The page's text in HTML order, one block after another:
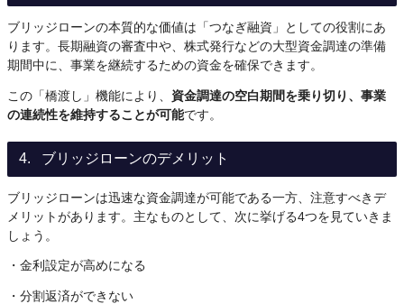
ブリッジローンの本質的な価値は「つなぎ融資」としての役割にあ
ります。長期融資の審査中や、株式発行などの大型資金調達の準備
期間中に、事業を継続するための資金を確保できます。
この「橋渡し」機能により、 資金調達の空白期間を乗り切り、事業
の連続性を維持することが可能です。
ブリッジローンのデメリット
ブリッジローンは迅速な資金調達が可能である一方、注意すべきデ
メリットがあります。主なものとして、次に挙げる4つを見ていきま
しょう。
・金利設定が高めになる
・分割返済ができない